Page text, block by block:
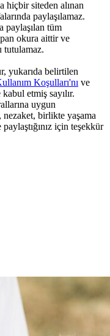
hiçbir siteden alınan
paylaşılamaz.
paylaşılan tüm
okura aittir ve
tutulamaz.
yukarıda belirtilen
Koşulları'nı ve
etmiş sayılır.
uygun
nezaket, birlikte yaşama
için teşekkür